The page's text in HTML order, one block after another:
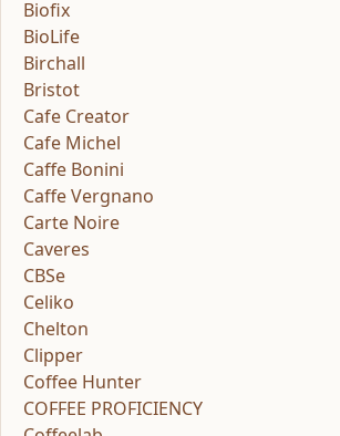
Biofix
BioLife
Birchall
Bristot
Cafe Creator
Cafe Michel
Caffe Bonini
Caffe Vergnano
Carte Noire
Caveres
CBSe
Celiko
Chelton
Clipper
Coffee Hunter
COFFEE PROFICIENCY